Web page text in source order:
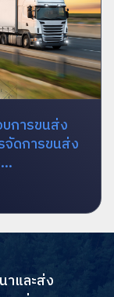
บการขนส่ง
จัดการขนส่ง
และส่ง